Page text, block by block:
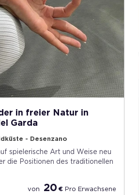
in freier Natur in
Garda
- Desenzano
spielerische Art und Weise neu
die Positionen des traditionellen
von 20 € Pro Erwachsene